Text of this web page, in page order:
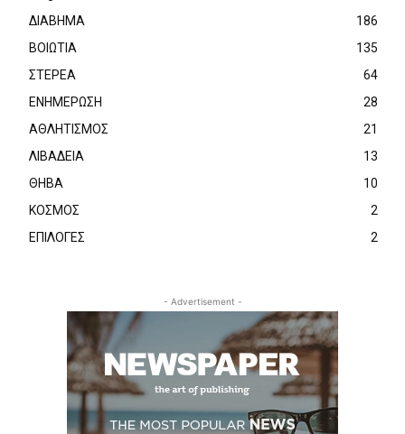
ΔΙΑΒΗΜΑ
186
ΒΟΙΩΤΙΑ
135
ΣΤΕΡΕΑ
64
ΕΝΗΜΕΡΩΣΗ
28
ΑΘΛΗΤΙΣΜΟΣ
21
ΛΙΒΑΔΕΙΑ
13
ΘΗΒΑ
10
ΚΟΣΜΟΣ
2
ΕΠΙΛΟΓΕΣ
2
- Advertisement -